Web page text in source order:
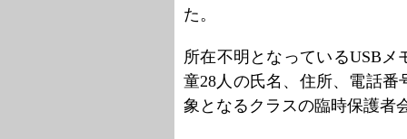
た。
所在不明となっているUSB
童28人の氏名、住所、電話
象となるクラスの臨時保護者